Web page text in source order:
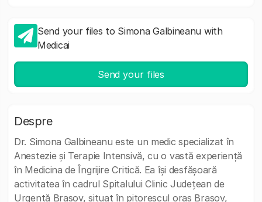
Send your files to Simona Galbineanu with
Medicai
Send your files
Despre
Dr. Simona Galbineanu este un medic specializat în
Anestezie și Terapie Intensivă, cu o vastă experiență
în Medicina de Îngrijire Critică. Ea își desfășoară
activitatea în cadrul Spitalului Clinic Județean de
Urgență Brașov, situat în pitorescul oraș Brașov,